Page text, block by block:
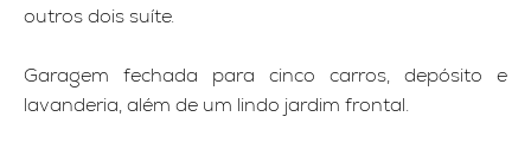
outros dois suíte.
Garagem fechada para cinco carros, depósito e
lavanderia, além de um lindo jardim frontal.